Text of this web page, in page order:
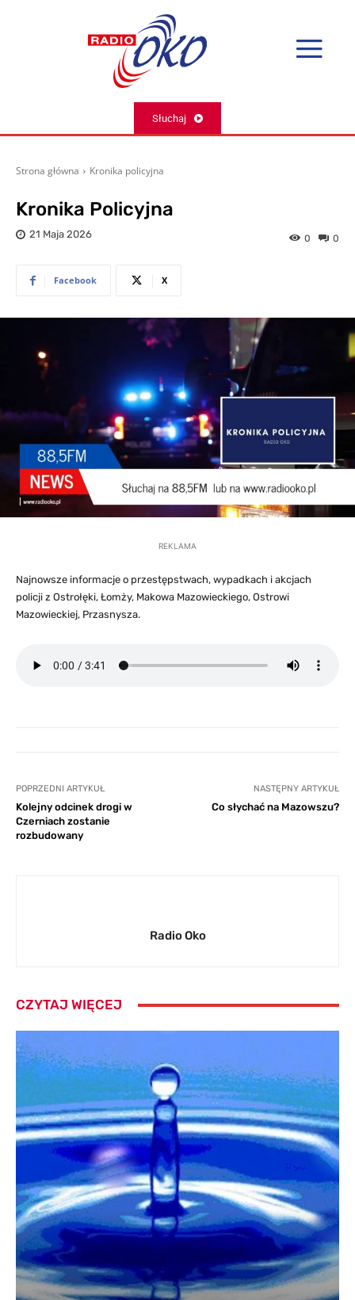
Słuchaj
Strona główna Kronika policyjna
Kronika Policyjna
21 Maja 2026 0
0
Facebook X
REKLAMA
Najnowsze informacje o przestępstwach, wypadkach i akcjach
policji z Ostrołęki, Łomży, Makowa Mazowieckiego, Ostrowi
Mazowieckiej, Przasnysza.
POPRZEDNI ARTYKUŁ
Kolejny odcinek drogi w
Czerniach zostanie
rozbudowany
NASTĘPNY ARTYKUŁ
Co słychać na Mazowszu?
Radio Oko
CZYTAJ WIĘCEJ